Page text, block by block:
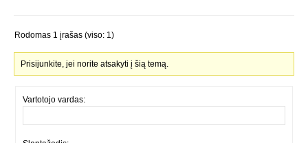
Rodomas 1 įrašas (viso: 1)
Prisijunkite, jei norite atsakyti į šią temą.
Vartotojo vardas: